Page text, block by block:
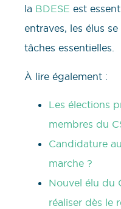
la BDESE est
entraves, les élus
tâches essentielles.
À lire également :
Les élections
membres du
Candidature
marche ?
Nouvel élu du
réaliser dès le